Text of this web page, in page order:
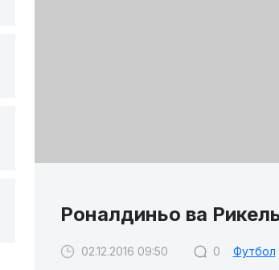
Роналдиньо ва
02.12.2016 09:50 0 Футбол